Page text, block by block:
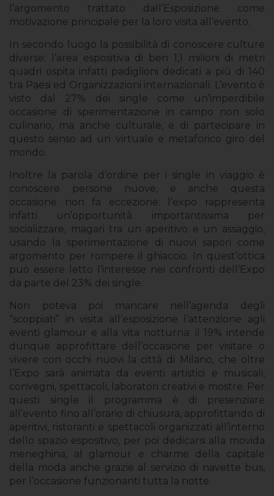
l’argomento trattato dall’Esposizione come
motivazione principale per la loro visita all’evento.
In secondo luogo la possibilità di conoscere culture
diverse: l’area espositiva di ben 1,1 milioni di metri
quadri ospita infatti padiglioni dedicati a più di 140
tra Paesi ed Organizzazioni internazionali. L’evento è
visto dal 27% dei single come un’imperdibile
occasione di sperimentazione in campo non solo
culinario, ma anche culturale, e di partecipare in
questo senso ad un virtuale e metaforico giro del
mondo.
Inoltre la parola d’ordine per i single in viaggio è
conoscere persone nuove, e anche questa
occasione non fa eccezione: l’expo rappresenta
infatti un’opportunità importantissima per
socializzare, magari tra un aperitivo e un assaggio,
usando la sperimentazione di nuovi sapori come
argomento per rompere il ghiaccio. In quest’ottica
può essere letto l’interesse nei confronti dell’Expo
da parte del 23% dei single.
Non poteva poi mancare nell’agenda degli
“scoppiati” in visita all’esposizione l’attenzione agli
eventi glamour e alla vita notturna: il 19% intende
dunque approfittare dell’occasione per visitare o
vivere con occhi nuovi la città di Milano, che oltre
l’Expo sarà animata da eventi artistici e musicali,
convegni, spettacoli, laboratori creativi e mostre. Per
questi single il programma è di presenziare
all’evento fino all’orario di chiusura, approfittando di
aperitivi, ristoranti e spettacoli organizzati all’interno
dello spazio espositivo, per poi dedicarsi alla movida
meneghina, al glamour e charme della capitale
della moda anche grazie al servizio di navette bus,
per l’occasione funzionanti tutta la notte.